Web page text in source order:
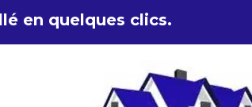
en quelques clics.